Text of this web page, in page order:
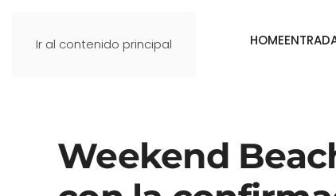
Ir al contenido principal HOME
Weekend